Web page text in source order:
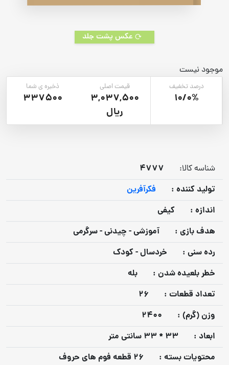
عکس پشت جلد
موجود نیست
درصد تخفیف
10/0%
قیمت اصلی
3,037,500
ریال
ذخیره ی شما
337500
شناسه کالا:
4777
توليد كننده :
فکرآفرین
اندازه :
کیفی
هدف بازي :
آموزشی - چیدنی - سرگرمی
رده سني :
خردسال - کودک
خطر بلعيده شدن :
بله
تعداد قطعات :
26
وزن (گرم) :
2400
ابعاد :
33 * 33 سانتی متر
محتويات بسته :
26 قطعه فوم های حروف